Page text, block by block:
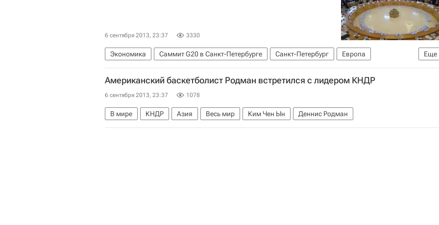
6 сентября 2013, 23:37 3330
Еще
Экономика Саммит G20 в Санкт-Петербурге Санкт-Петербург
Европа
Северо-Западный ФО
Весь мир Большая двадцатка Саммит G20 2010 Россия
Американский баскетболист Родман встретился с лидером КНДР
6 сентября 2013, 23:37 1078
В мире КНДР Азия Весь мир Ким Чен Ын Деннис Родман